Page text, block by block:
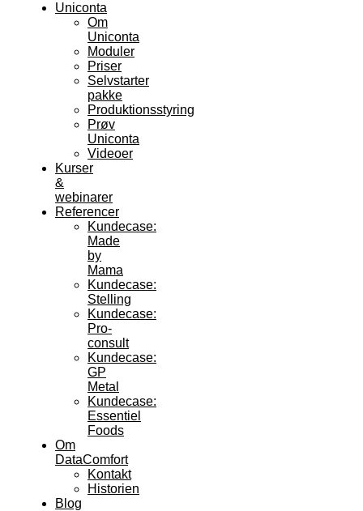
Uniconta
Om
Uniconta
Moduler
Priser
Selvstarter
pakke
Produktionsstyring
Prøv
Uniconta
Videoer
Kurser
&
webinarer
Referencer
Kundecase:
Made
by
Mama
Kundecase:
Stelling
Kundecase:
Pro-
consult
Kundecase:
GP
Metal
Kundecase:
Essentiel
Foods
Om
DataComfort
Kontakt
Historien
Blog